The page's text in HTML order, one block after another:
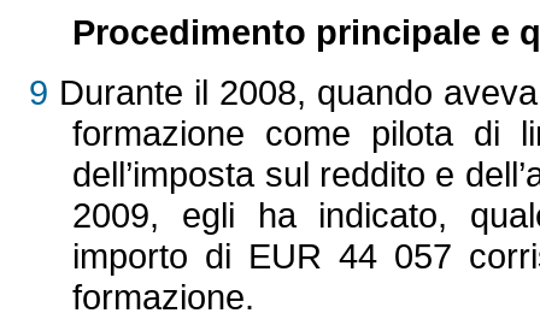
Procedimento principale e
9 Durante il 2008, quando
formazione come pilota di
dell’imposta sul reddito e
2009, egli ha indicato,
importo di EUR 44 057
formazione.